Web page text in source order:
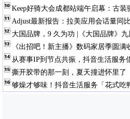
Keep好骑大会成都站端午启幕：古装
Adjust最新报告：拉美应用会话量同
大国品牌，9 久为功 |《大国品牌》
《出招吧！新主播》数码家居季圆满
从赛事IP到节点共振，抖音生活服务
撕开胶带的那一刻，夏天撞进怀里了
够燥才够味！抖音生活服务「花式吃